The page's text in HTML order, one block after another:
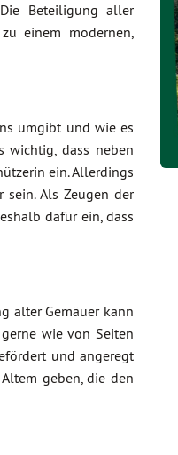
Beteiligung aller
einem modernen,
umgibt und wie es
wichtig, dass neben
ein. Allerdings
Als Zeugen der
dafür ein, dass
alter Gemäuer kann
wie von Seiten
und angeregt
geben, die den